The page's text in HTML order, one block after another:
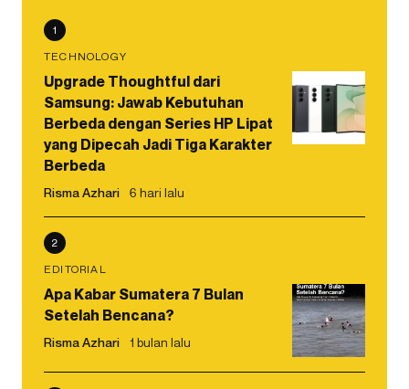
1
TECHNOLOGY
Upgrade Thoughtful dari
Samsung: Jawab Kebutuhan
Berbeda dengan Series HP Lipat
yang Dipecah Jadi Tiga Karakter
Berbeda
Risma Azhari 6 hari lalu
2
EDITORIAL
Apa Kabar Sumatera 7 Bulan
Setelah Bencana?
Risma Azhari 1 bulan lalu